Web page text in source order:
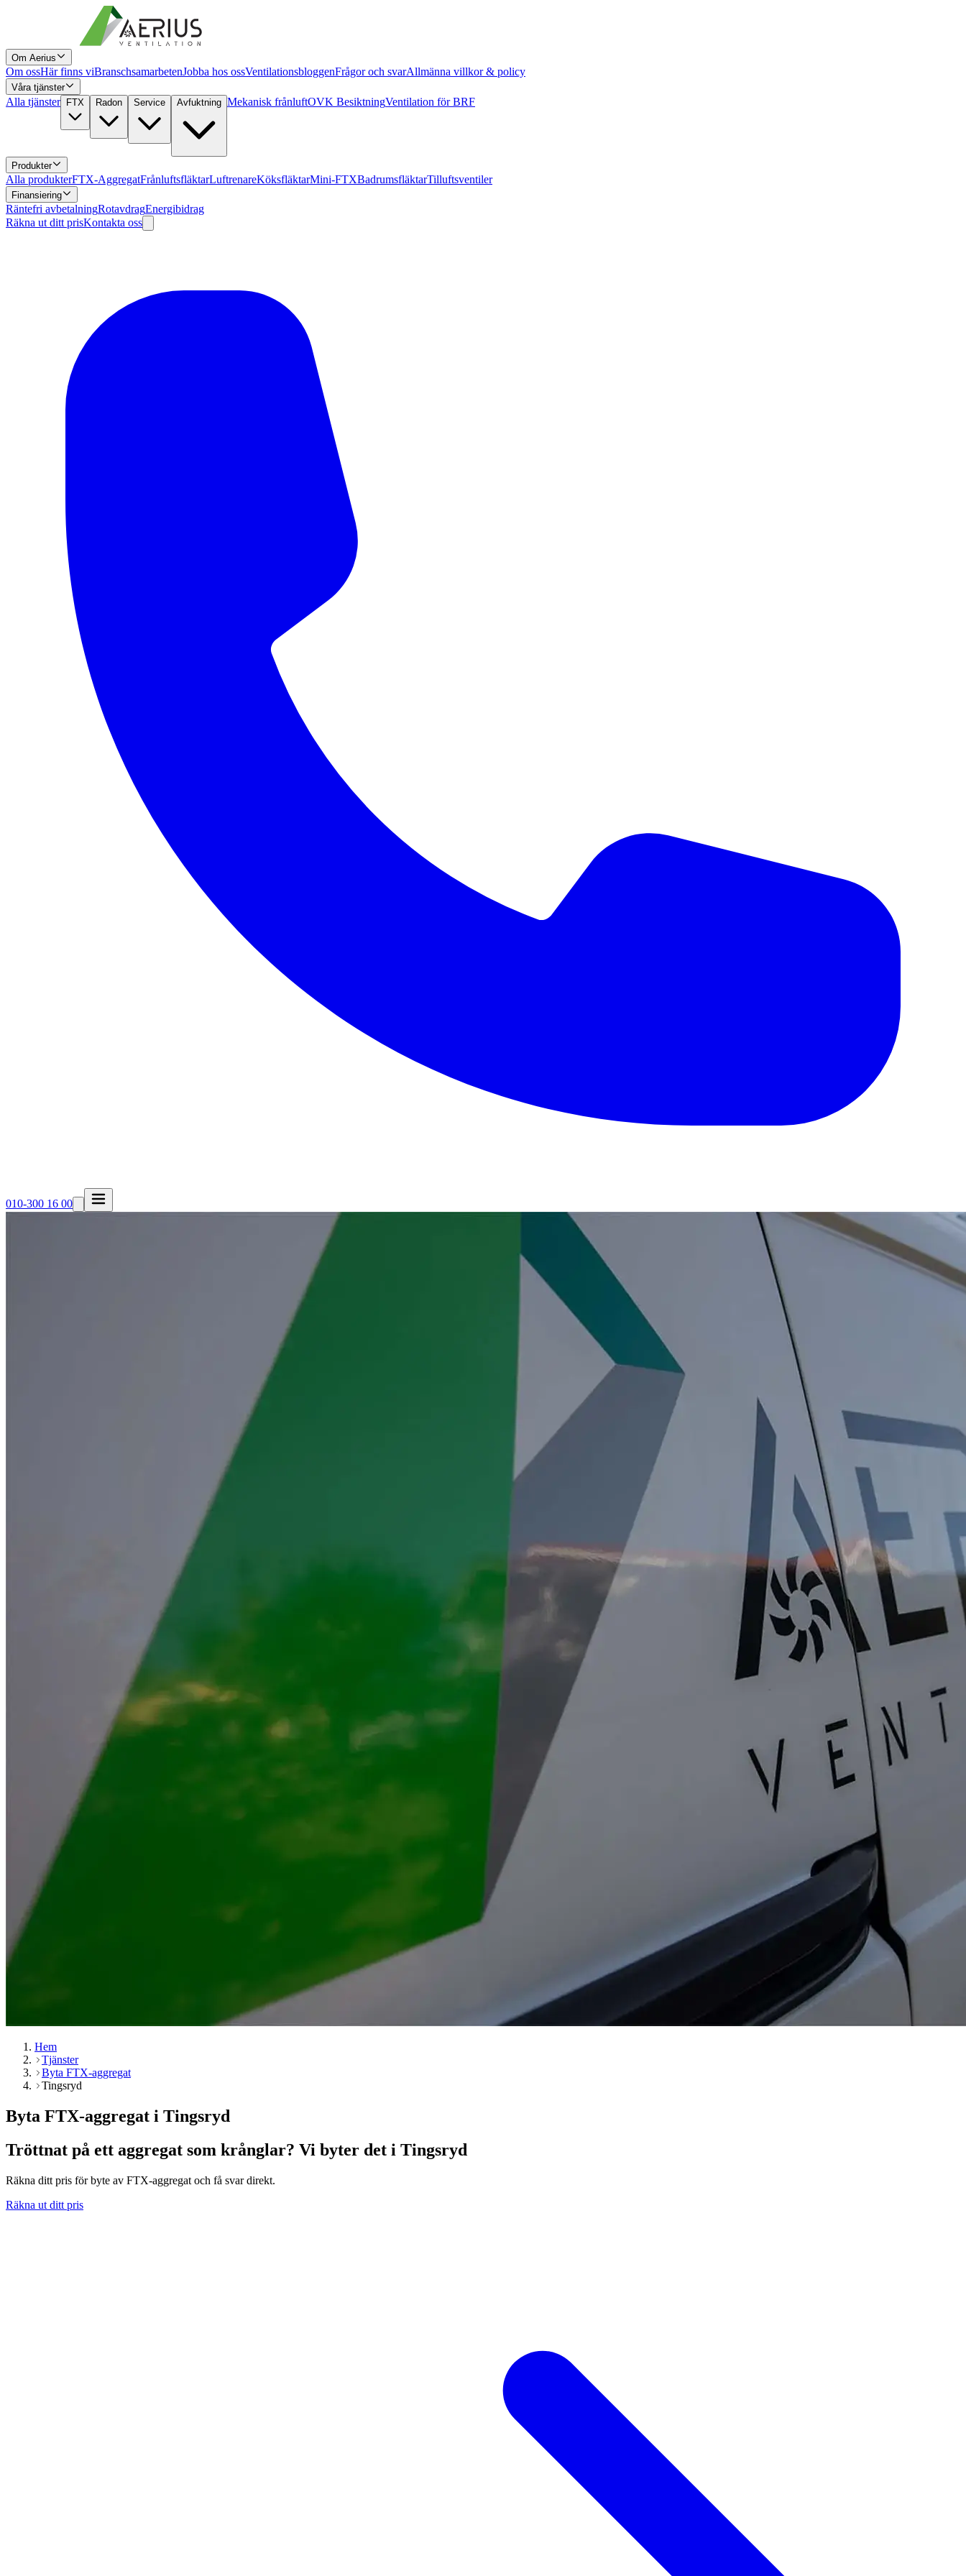
Om Aerius
Om ossHär finns viBranschsamarbetenJobba hos ossVentilationsbloggenFrågor och svarAllmänna villkor & policy
Våra tjänster
Alla tjänster FTX Radon Service Avfuktning Mekanisk frånluftOVK BesiktningVentilation för BRF
Produkter
Alla produkterFTX-AggregatFrånluftsfläktarLuftrenareKöksfläktarMini-FTXBadrumsfläktarTilluftsventiler
Finansiering
Räntefri avbetalningRotavdragEnergibidrag
Räkna ut ditt prisKontakta oss
010-300 16 00
Hem
Tjänster
Byta FTX-aggregat
Tingsryd
Byta FTX-aggregat i Tingsryd
Tröttnat på ett aggregat som krånglar? Vi byter det i Tingsryd
Räkna ditt pris för byte av FTX-aggregat och få svar direkt.
Räkna ut ditt pris